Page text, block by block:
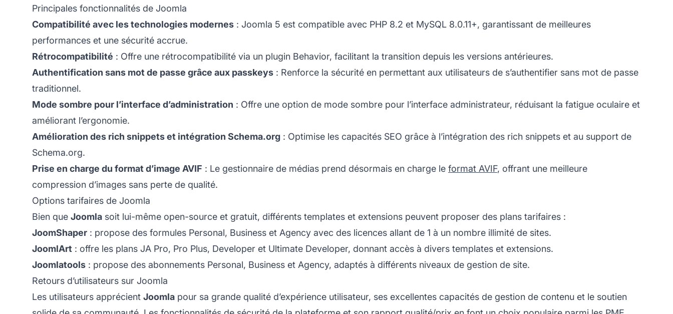
Principales fonctionnalités de Joomla
Compatibilité avec les technologies modernes : Joomla 5 est compatible avec PHP 8.2 et MySQL 8.0.11+, garantissant de meilleures
performances et une sécurité accrue.
Rétrocompatibilité : Offre une rétrocompatibilité via un plugin Behavior, facilitant la transition depuis les versions antérieures.
Authentification sans mot de passe grâce aux passkeys : Renforce la sécurité en permettant aux utilisateurs de s’authentifier sans mot de passe
traditionnel.
Mode sombre pour l’interface d’administration : Offre une option de mode sombre pour l’interface administrateur, réduisant la fatigue oculaire et
améliorant l’ergonomie.
Amélioration des rich snippets et intégration Schema.org : Optimise les capacités SEO grâce à l’intégration des rich snippets et au support de
Schema.org.
Prise en charge du format d’image AVIF : Le gestionnaire de médias prend désormais en charge le format AVIF, offrant une meilleure
compression d’images sans perte de qualité.
Options tarifaires de Joomla
Bien que Joomla soit lui-même open-source et gratuit, différents templates et extensions peuvent proposer des plans tarifaires :
JoomShaper : propose des formules Personal, Business et Agency avec des licences allant de 1 à un nombre illimité de sites.
JoomlArt : offre les plans JA Pro, Pro Plus, Developer et Ultimate Developer, donnant accès à divers templates et extensions.
Joomlatools : propose des abonnements Personal, Business et Agency, adaptés à différents niveaux de gestion de site.
Retours d’utilisateurs sur Joomla
Les utilisateurs apprécient Joomla pour sa grande qualité d’expérience utilisateur, ses excellentes capacités de gestion de contenu et le soutien